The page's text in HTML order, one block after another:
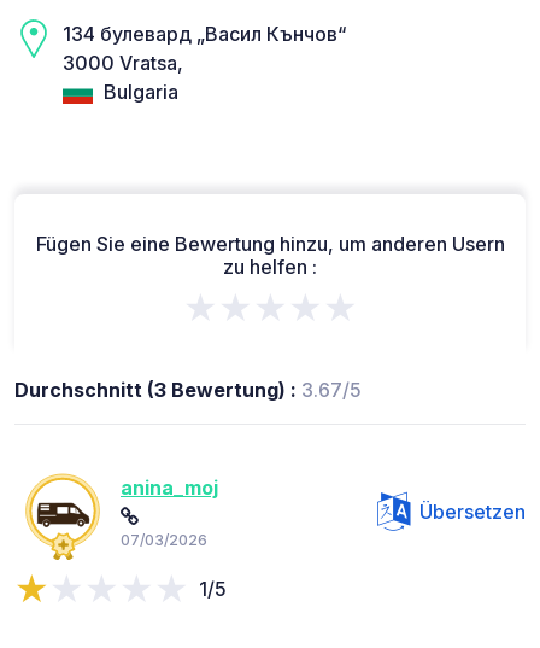
134 булевард „Васил Кънчов“
3000 Vratsa,
Bulgaria
Fügen Sie eine Bewertung hinzu, um anderen Usern
zu helfen :
★★★★★
Durchschnitt (3 Bewertung) : 3.67/5
anina_moj
07/03/2026
Übersetzen
1/5